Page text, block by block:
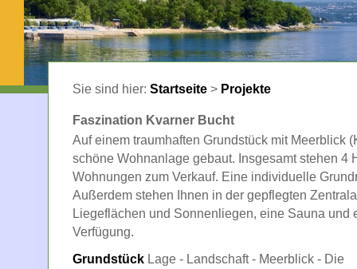
Sie sind hier: Startseite > Projekte
Faszination Kvarner Bucht
Auf einem traumhaften Grundstück mit Meerblick
schöne Wohnanlage gebaut. Insgesamt stehen 4
Wohnungen zum Verkauf. Eine individuelle
Außerdem stehen Ihnen in der gepflegten
Liegeflächen und Sonnenliegen, eine Sauna und
Verfügung.
Grundstück Lage - Landschaft - Meerblick - Die